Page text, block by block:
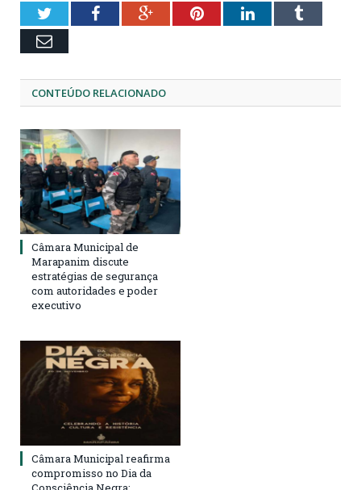
TwitterFacebookGoogle+PinterestLinkedInTumblr
Email
CONTEÚDO RELACIONADO
Câmara Municipal de
Marapanim discute
estratégias de segurança
com autoridades e poder
executivo
Câmara Municipal reafirma
compromisso no Dia da